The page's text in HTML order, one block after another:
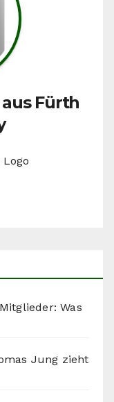
Fürth
Was
Jung zieht